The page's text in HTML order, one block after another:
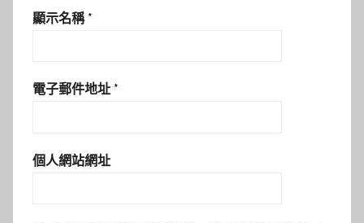
顯示名稱 *
電子郵件地址 *
個人網站網址